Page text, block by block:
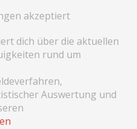
akzeptiert
dich über die aktuellen
rund um
Auswertung und